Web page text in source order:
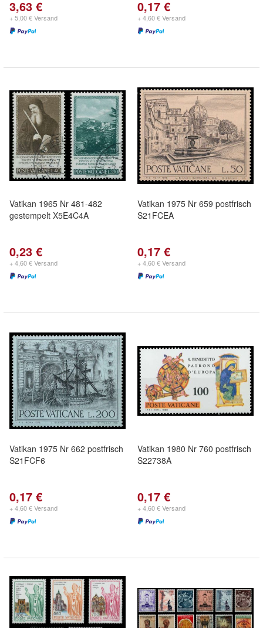
3,63 €
+ 5,00 € Versand
0,17 €
+ 4,60 € Versand
Vatikan 1965 Nr 481-482
gestempelt X5E4C4A
0,23 €
+ 4,60 € Versand
Vatikan 1975 Nr 659 postfrisch
S21FCEA
0,17 €
+ 4,60 € Versand
Vatikan 1975 Nr 662 postfrisch
S21FCF6
0,17 €
+ 4,60 € Versand
Vatikan 1980 Nr 760 postfrisch
S22738A
0,17 €
+ 4,60 € Versand